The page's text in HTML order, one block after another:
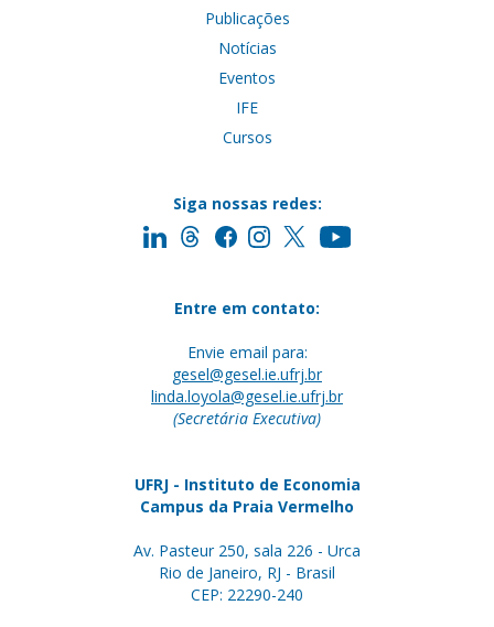
Publicações
Notícias
Eventos
IFE
Cursos
Siga nossas redes:
Entre em contato:
Envie email para:
gesel@gesel.ie.ufrj.br
linda.loyola@gesel.ie.ufrj.br
(Secretária Executiva)
UFRJ - Instituto de Economia
Campus da Praia Vermelho
Av. Pasteur 250, sala 226 - Urca
Rio de Janeiro, RJ - Brasil
CEP: 22290-240